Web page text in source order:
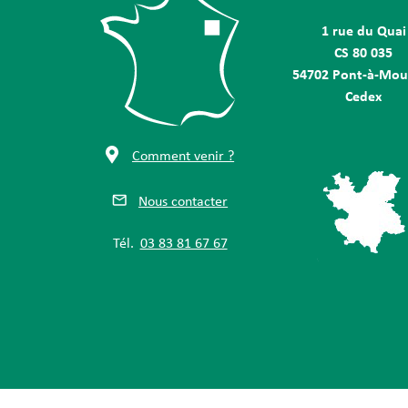
Comment venir ?
Nous contacter
Tél. 03 83 81 67 67
1 rue du Quai
CS 80 035
54702 Pont-à-
Cedex